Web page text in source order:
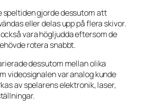
speltiden gjorde dessutom att
eller delas upp på flera skivor.
vara högljudda eftersom de
rotera snabbt.
dessutom mellan olika
videosignalen var analog kunde
av spelarens elektronik, laser,